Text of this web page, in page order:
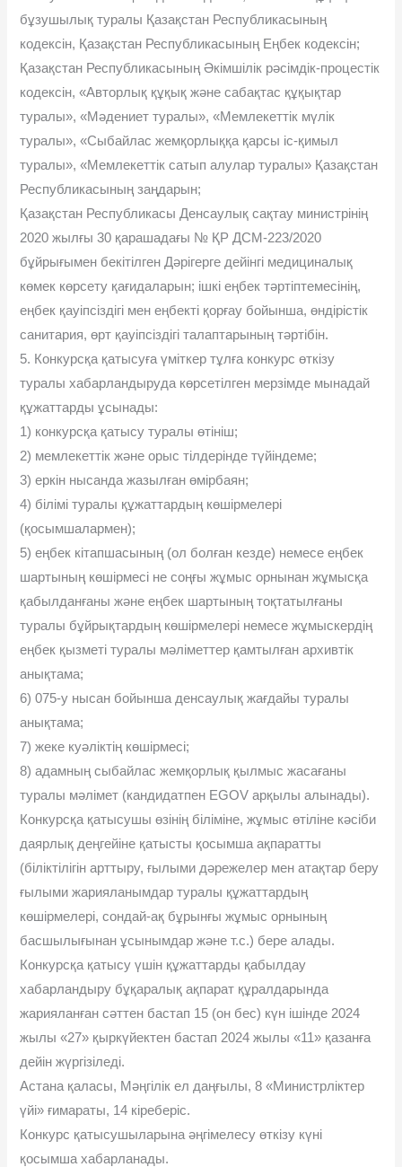
бұзушылық туралы Қазақстан Республикасының
кодексін, Қазақстан Республикасының Еңбек кодексін;
Қазақстан Республикасының Әкімшілік рәсімдік-процестік
кодексін, «Авторлық құқық және сабақтас құқықтар
туралы», «Мәдениет туралы», «Мемлекеттік мүлік
туралы», «Сыбайлас жемқорлыққа қарсы іс-қимыл
туралы», «Мемлекеттік сатып алулар туралы» Қазақстан
Республикасының заңдарын;
Қазақстан Республикасы Денсаулық сақтау министрінің
2020 жылғы 30 қарашадағы № ҚР ДСМ-223/2020
бұйрығымен бекітілген Дәрігерге дейінгі медициналық
көмек көрсету қағидаларын; ішкі еңбек тәртіптемесінің,
еңбек қауіпсіздігі мен еңбекті қорғау бойынша, өндірістік
санитария, өрт қауіпсіздігі талаптарының тәртібін.
5. Конкурсқа қатысуға үміткер тұлға конкурс өткізу
туралы хабарландыруда көрсетілген мерзімде мынадай
құжаттарды ұсынады:
1) конкурсқа қатысу туралы өтініш;
2) мемлекеттік және орыс тілдерінде түйіндеме;
3) еркін нысанда жазылған өмірбаян;
4) білімі туралы құжаттардың көшірмелері
(қосымшалармен);
5) еңбек кітапшасының (ол болған кезде) немесе еңбек
шартының көшірмесі не соңғы жұмыс орнынан жұмысқа
қабылданғаны және еңбек шартының тоқтатылғаны
туралы бұйрықтардың көшірмелері немесе жұмыскердің
еңбек қызметі туралы мәліметтер қамтылған архивтік
анықтама;
6) 075-у нысан бойынша денсаулық жағдайы туралы
анықтама;
7) жеке куәліктің көшірмесі;
8) адамның сыбайлас жемқорлық қылмыс жасағаны
туралы мәлімет (кандидатпен EGOV арқылы алынады).
Конкурсқа қатысушы өзінің біліміне, жұмыс өтіліне кәсіби
даярлық деңгейіне қатысты қосымша ақпаратты
(біліктілігін арттыру, ғылыми дәрежелер мен атақтар беру
ғылыми жарияланымдар туралы құжаттардың
көшірмелері, сондай-ақ бұрынғы жұмыс орнының
басшылығынан ұсынымдар және т.с.) бере алады.
Конкурсқа қатысу үшін құжаттарды қабылдау
хабарландыру бұқаралық ақпарат құралдарында
жарияланған сәттен бастап 15 (он бес) күн ішінде 2024
жылы «27» қыркүйектен бастап 2024 жылы «11» қазанға
дейін жүргізіледі.
Астана қаласы, Мәңгілік ел даңғылы, 8 «Министрліктер
үйі» ғимараты, 14 кіреберіс.
Конкурс қатысушыларына әңгімелесу өткізу күні
қосымша хабарланады.